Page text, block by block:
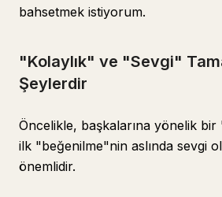
bahsetmek istiyorum.
"Kolaylık" ve "Sevgi"
Şeylerdir
Öncelikle, başkalarına yönelik bir
ilk "beğenilme"nin aslında sevgi
önemlidir.